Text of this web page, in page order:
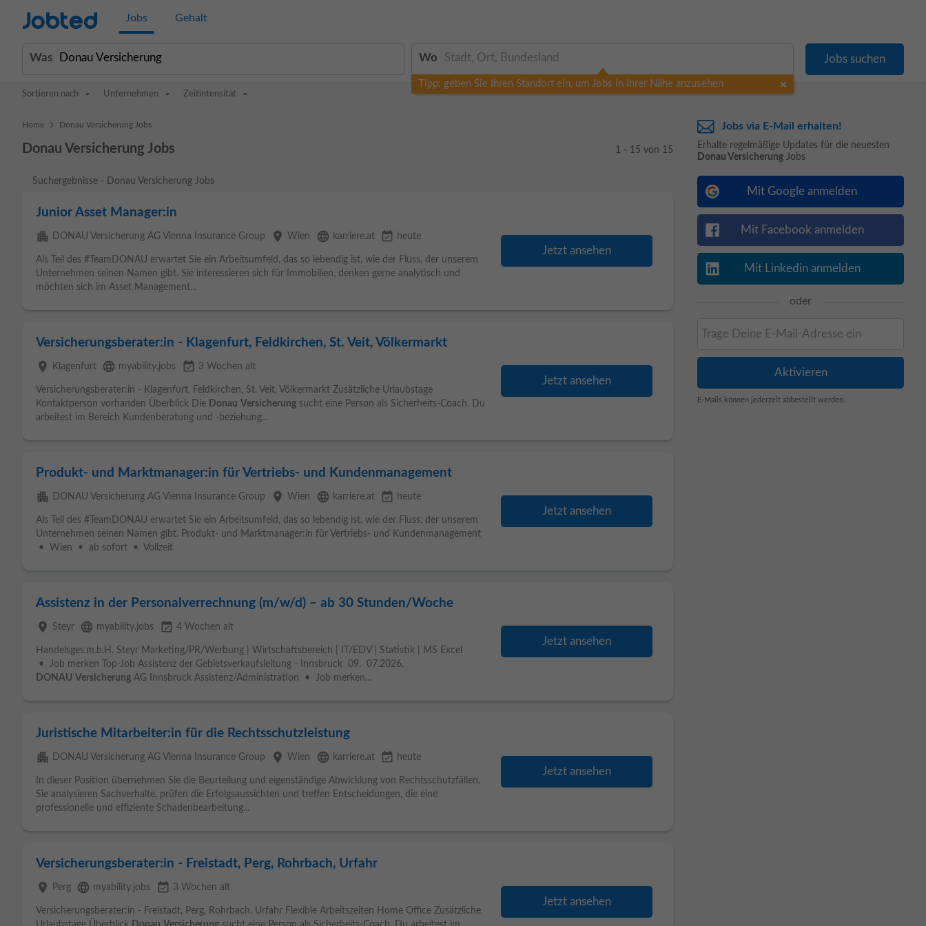
Jobted Jobs Gehalt
Was Wo
Tipp: geben Sie Ihren Standort ein, um Jobs in Ihrer Nähe anzusehen
Sortieren nach Unternehmen Zeitintensität
Home > Donau Versicherung Jobs
Donau Versicherung Jobs 1 - 15 von 15
Suchergebnisse - Donau Versicherung Jobs
Junior Asset Manager:in
apartment DONAU Versicherung AG Vienna Insurance Group place Wien language karriere.at event_available heute
Als Teil des #TeamDONAU erwartet Sie ein Arbeitsumfeld, das so lebendig ist, wie der Fluss, der unserem
Unternehmen seinen Namen gibt. Sie interessieren sich für Immobilien, denken gerne analytisch und
möchten sich im Asset Management...
Jetzt ansehen
Versicherungsberater:in - Klagenfurt, Feldkirchen, St. Veit, Völkermarkt
place Klagenfurt language myability.jobs event_available 3 Wochen alt
Versicherungsberater:in - Klagenfurt, Feldkirchen, St. Veit, Völkermarkt Zusätzliche Urlaubstage
Kontaktperson vorhanden Überblick Die Donau Versicherung sucht eine Person als Sicherheits-Coach. Du
arbeitest im Bereich Kundenberatung und -beziehung...
Jetzt ansehen
Produkt- und Marktmanager:in für Vertriebs- und Kundenmanagement
apartment DONAU Versicherung AG Vienna Insurance Group place Wien language karriere.at event_available heute
Als Teil des #TeamDONAU erwartet Sie ein Arbeitsumfeld, das so lebendig ist, wie der Fluss, der unserem
Unternehmen seinen Namen gibt. Produkt- und Marktmanager:in für Vertriebs- und Kundenmanagement
• Wien • ab sofort • Vollzeit
Jetzt ansehen
Assistenz in der Personalverrechnung (m/w/d) – ab 30 Stunden/Woche
place Steyr language myability.jobs event_available 4 Wochen alt
Handelsges.m.b.H. Steyr Marketing/PR/Werbung | Wirtschaftsbereich | IT/EDV | Statistik | MS Excel
• Job merken Top-Job Assistenz der Gebietsverkaufsleitung - Innsbruck 09. 07.2026,
DONAU Versicherung AG Innsbruck Assistenz/Administration • Job merken...
Jetzt ansehen
Juristische Mitarbeiter:in für die Rechtsschutzleistung
apartment DONAU Versicherung AG Vienna Insurance Group place Wien language karriere.at event_available heute
In dieser Position übernehmen Sie die Beurteilung und eigenständige Abwicklung von Rechtsschutzfällen.
Sie analysieren Sachverhalte, prüfen die Erfolgsaussichten und treffen Entscheidungen, die eine
professionelle und effiziente Schadenbearbeitung...
Jetzt ansehen
Versicherungsberater:in - Freistadt, Perg, Rohrbach, Urfahr
place Perg language myability.jobs event_available 3 Wochen alt
Versicherungsberater:in - Freistadt, Perg, Rohrbach, Urfahr Flexible Arbeitszeiten Home Office Zusätzliche
Jetzt ansehen
Jobs via E-Mail erhalten!
Erhalte regelmäßige Updates für die neuesten
Donau Versicherung Jobs
Mit Google anmelden
Mit Facebook anmelden
Mit Linkedin anmelden
oder
E-Mails können jederzeit abbestellt werden.